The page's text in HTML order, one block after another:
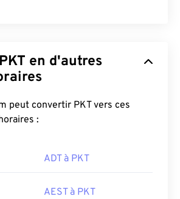
en d'autres
peut convertir PKT vers ces
:
ADT à PKT
AEST à PKT